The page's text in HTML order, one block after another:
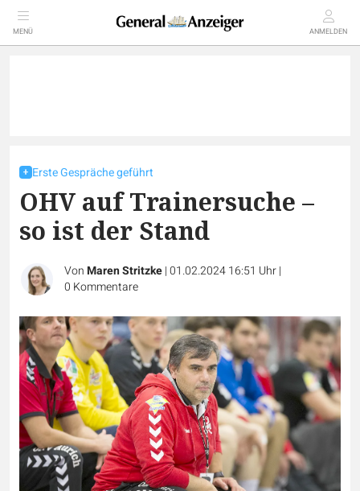
MENÜ ANMELDEN
Erste Gespräche geführt
OHV auf Trainersuche –
so ist der Stand
VonMaren Stritzke|01.02.2024 16:51 Uhr|
0 Kommentare